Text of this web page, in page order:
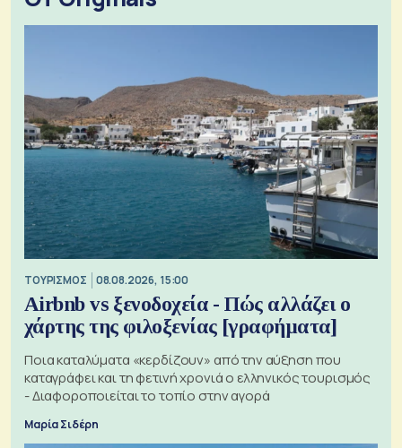
ΤΟΥΡΙΣΜΟΣ 08.08.2026, 15:00
Airbnb vs ξενοδοχεία - Πώς αλλάζει ο
χάρτης της φιλοξενίας [γραφήματα]
Ποια καταλύματα «κερδίζουν» από την αύξηση που
καταγράφει και τη φετινή χρονιά ο ελληνικός τουρισμός
- Διαφοροποιείται το τοπίο στην αγορά
Μαρία Σιδέρη